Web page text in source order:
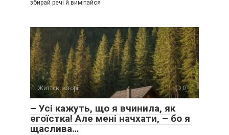
збирай речі й вимітайся
Життєві історії 0
– Усі кажуть, що я вчинила, як
егоїстка! Але мені начхати, – бо я
щаслива…